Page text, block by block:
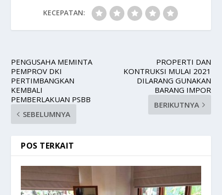
KECEPATAN:
PENGUSAHA MEMINTA
PEMPROV DKI
PERTIMBANGKAN
KEMBALI
PEMBERLAKUAN PSBB
SEBELUMNYA
PROPERTI DAN
KONTRUKSI MULAI 2021
DILARANG GUNAKAN
BARANG IMPOR
BERIKUTNYA
POS TERKAIT